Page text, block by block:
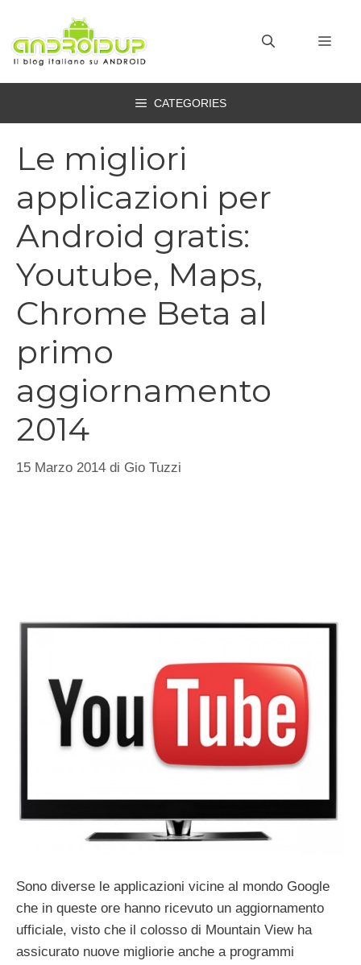
contenuto
CATEGORIES
Le migliori
applicazioni per
Android gratis:
Youtube, Maps,
Chrome Beta al
primo
aggiornamento
2014
15 Marzo 2014 di Gio Tuzzi
Sono diverse le applicazioni vicine al mondo Google
che in queste ore hanno ricevuto un aggiornamento
ufficiale, visto che il colosso di Mountain View ha
assicurato nuove migliorie anche a programmi